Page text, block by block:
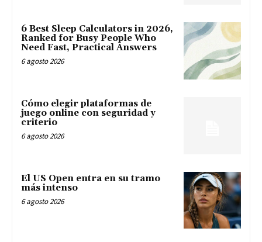
6 Best Sleep Calculators in 2026,
Ranked for Busy People Who
Need Fast, Practical Answers
6 agosto 2026
Cómo elegir plataformas de
juego online con seguridad y
criterio
6 agosto 2026
El US Open entra en su tramo
más intenso
6 agosto 2026